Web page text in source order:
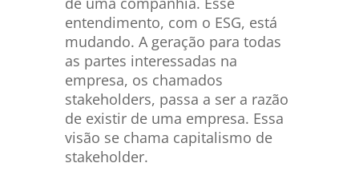
entendimento, com o ESG, está
mudando. A geração para todas
as partes interessadas na
empresa, os chamados
stakeholders, passa a ser a razão
de existir de uma empresa. Essa
visão se chama capitalismo de
stakeholder.